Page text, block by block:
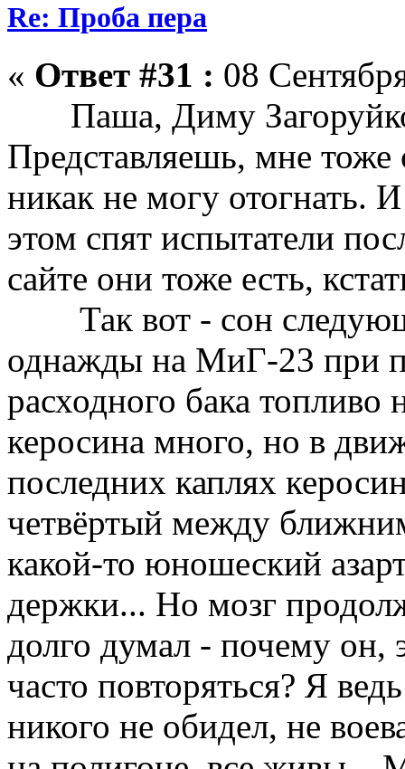
Re: Проба пера
« Ответ #31 : 08
Паша, Диму
Представляешь, мне тоже
никак не могу отогнать.
этом спят испытатели
сайте они тоже есть,
Так вот - сон
однажды на МиГ-23 при
расходного бака топливо
керосина много, но в
последних каплях
четвёртый между
какой-то юношеский
держки... Но мозг
долго думал - почему он,
часто повторяться? Я
никого не обидел, не